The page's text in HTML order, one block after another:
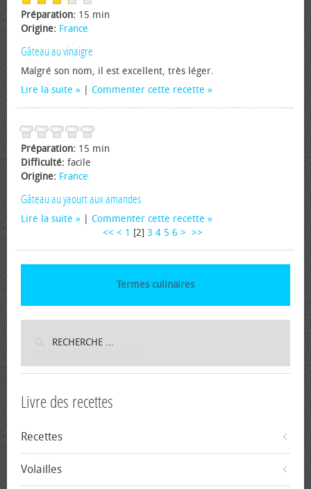
Préparation: 15 min
Origine: France
Gâteau au vinaigre
Malgré son nom, il est excellent, très léger.
Lire la suite
Commenter cette recette
Préparation: 15 min
Difficulté: facile
Origine: France
Gâteau au yaourt aux amandes
Lire la suite
Commenter cette recette
<< < 1 [2] 3 4 5 6 > >>
Termes culinaires
Livre des recettes
Recettes
Volailles